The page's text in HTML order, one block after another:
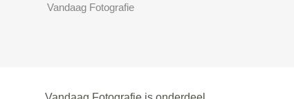
Vandaag Fotografie